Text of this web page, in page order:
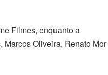
Filmes, enquanto a
Oliveira, Renato Mor